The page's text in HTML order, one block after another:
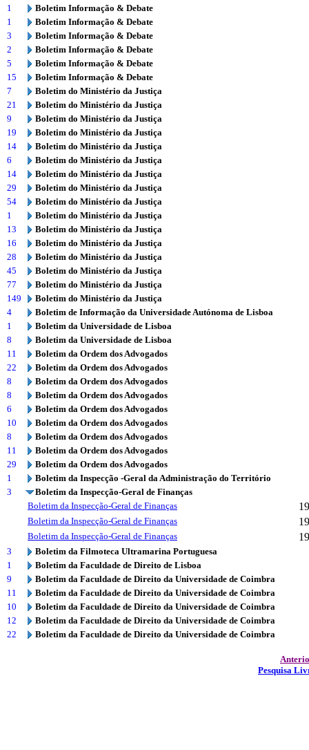
1
Boletim Informação & Debate
1
Boletim Informação & Debate
3
Boletim Informação & Debate
2
Boletim Informação & Debate
5
Boletim Informação & Debate
15
Boletim Informação & Debate
7
Boletim do Ministério da Justiça
21
Boletim do Ministério da Justiça
9
Boletim do Ministério da Justiça
19
Boletim do Ministério da Justiça
14
Boletim do Ministério da Justiça
6
Boletim do Ministério da Justiça
14
Boletim do Ministério da Justiça
29
Boletim do Ministério da Justiça
54
Boletim do Ministério da Justiça
1
Boletim do Ministério da Justiça
13
Boletim do Ministério da Justiça
16
Boletim do Ministério da Justiça
28
Boletim do Ministério da Justiça
45
Boletim do Ministério da Justiça
77
Boletim do Ministério da Justiça
149
Boletim do Ministério da Justiça
4
Boletim de Informação da Universidade Autónoma de Lisboa
1
Boletim da Universidade de Lisboa
8
Boletim da Universidade de Lisboa
11
Boletim da Ordem dos Advogados
22
Boletim da Ordem dos Advogados
8
Boletim da Ordem dos Advogados
8
Boletim da Ordem dos Advogados
6
Boletim da Ordem dos Advogados
10
Boletim da Ordem dos Advogados
8
Boletim da Ordem dos Advogados
11
Boletim da Ordem dos Advogados
29
Boletim da Ordem dos Advogados
1
Boletim da Inspecção -Geral da Administração do Território
3
Boletim da Inspecção-Geral de Finanças
Boletim da Inspecção-Geral de Finanças
Boletim da Inspecção-Geral de Finanças
Boletim da Inspecção-Geral de Finanças
3
Boletim da Filmoteca Ultramarina Portuguesa
1
Boletim da Faculdade de Direito de Lisboa
9
Boletim da Faculdade de Direito da Universidade de Coimbra
11
Boletim da Faculdade de Direito da Universidade de Coimbra
10
Boletim da Faculdade de Direito da Universidade de Coimbra
12
Boletim da Faculdade de Direito da Universidade de Coimbra
22
Boletim da Faculdade de Direito da Universidade de Coimbra
Pesquisa